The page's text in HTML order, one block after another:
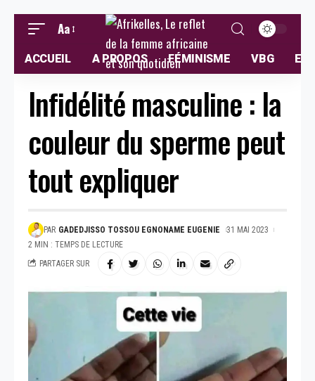
Aa
ACCUEIL A PROPOS FÉMINISME VBG
Infidélité masculine : la
couleur du sperme peut
tout expliquer
PAR GADEDJISSO TOSSOU EGNONAME EUGENIE
31 MAI 2023
2 MIN : TEMPS DE LECTURE
PARTAGER SUR